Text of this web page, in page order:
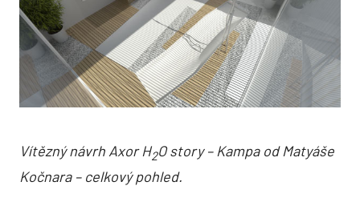
Vítězný návrh Axor H2O story – Kampa od Matyáše
Kočnara – celkový pohled.